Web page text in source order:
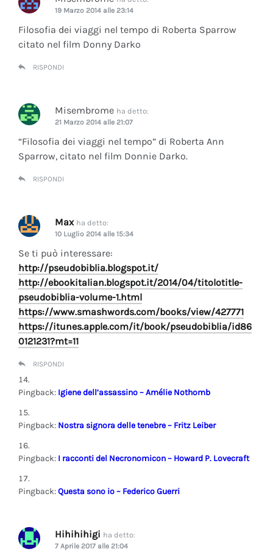
19 Marzo 2014 alle 23:14
Filosofia dei viaggi nel tempo di Roberta Sparrow
citato nel film Donny Darko
RISPONDI
Misembrome ha detto:
21 Marzo 2014 alle 21:07
“Filosofia dei viaggi nel tempo” di Roberta Ann
Sparrow, citato nel film Donnie Darko.
RISPONDI
Max ha detto:
10 Luglio 2014 alle 15:34
Se ti può interessare:
http://pseudobiblia.blogspot.it/
http://ebookitalian.blogspot.it/2014/04/titolotitle-
pseudobiblia-volume-1.html
https://www.smashwords.com/books/view/427771
https://itunes.apple.com/it/book/pseudobiblia/id86
0121231?mt=11
RISPONDI
Pingback: Igiene dell’assassino – Amélie Nothomb
Pingback: Nostra signora delle tenebre – Fritz Leiber
Pingback: I racconti del Necronomicon – Howard P. Lovecraft
Pingback:Questa sono io – Federico Guerri
Hihihihigi ha detto:
7 Aprile 2017 alle 21:04